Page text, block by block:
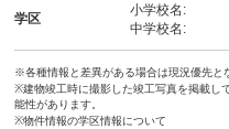
学区
小学校名:
中学校名:
※各種情報と差異がある場合は現況優先と
※建物竣工時に撮影した竣工写真を掲載し
能性があります。
※物件情報の学区情報について